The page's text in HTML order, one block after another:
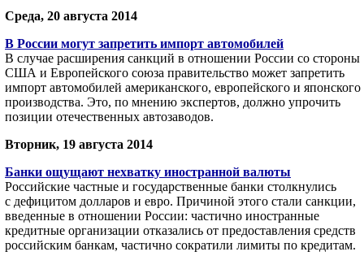
Среда, 20 августа 2014
В России могут запретить импорт автомобилей
В случае расширения санкций в отношении России со стороны
США и Европейского союза правительство может запретить
импорт автомобилей американского, европейского и японского
производства. Это, по мнению экспертов, должно упрочить
позиции отечественных автозаводов.
Вторник, 19 августа 2014
Банки ощущают нехватку иностранной валюты
Российские частные и государственные банки столкнулись
с дефицитом долларов и евро. Причиной этого стали санкции,
введенные в отношении России: частично иностранные
кредитные организации отказались от предоставления средств
российским банкам, частично сократили лимиты по кредитам.